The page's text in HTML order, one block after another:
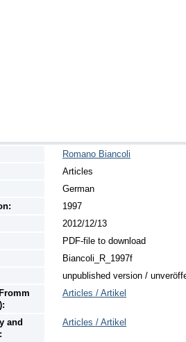
Romano Biancoli
Articles
German
1997
2012/12/13
PDF-file to download
Biancoli_R_1997f
unpublished version /
Articles / Artikel
and
Articles / Artikel